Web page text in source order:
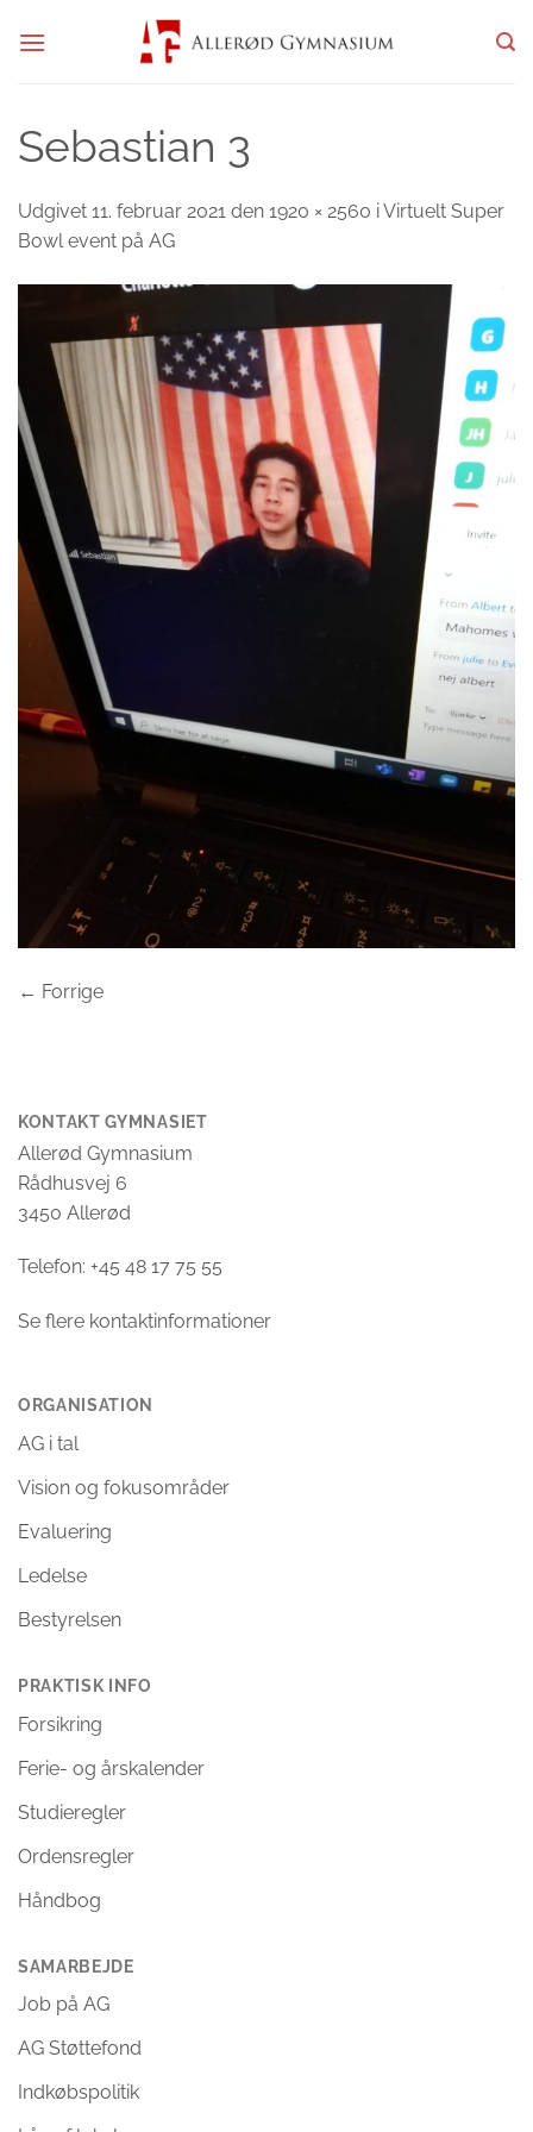
Sebastian 3
Udgivet 11. februar 2021 den 1920 × 2560 iVirtuelt Super
Bowl event på AG
← Forrige
KONTAKT GYMNASIET
Allerød Gymnasium
Rådhusvej 6
3450 Allerød
Telefon: +45 48 17 75 55
Se flere kontaktinformationer
ORGANISATION
AG i tal
Vision og fokusområder
Evaluering
Ledelse
Bestyrelsen
PRAKTISK INFO
Forsikring
Ferie- og årskalender
Studieregler
Ordensregler
Håndbog
SAMARBEJDE
Job på AG
AG Støttefond
Indkøbspolitik